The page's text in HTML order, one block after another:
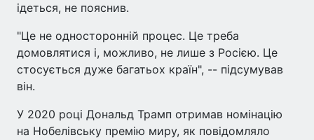
ідеться, не пояснив.
"Це не односторонній процес. Це треба
домовлятися і, можливо, не лише з Росією. Це
стосується дуже багатьох країн", -- підсумував
він.
У 2020 році Дональд Трамп отримав номінацію
на Нобелівську премію миру, як повідомляло